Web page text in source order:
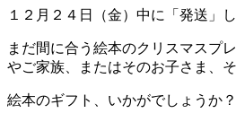
１２月２４日（金）中に「発送」
まだ間に合う絵本のクリスマスプ
やご家族、またはそのお子さま、
絵本のギフト、いかがでしょうか？